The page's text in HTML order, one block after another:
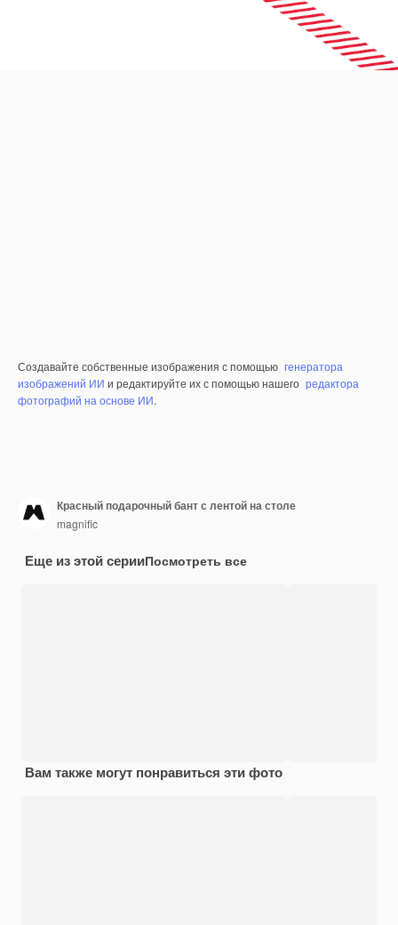
Создавайте собственные изображения с помощью генератора
изображений ИИ и редактируйте их с помощью нашего редактора
фотографий на основе ИИ.
Красный подарочный бант с лентой на столе
magnific
Еще из этой серииПосмотреть все
Вам также могут понравиться эти фото